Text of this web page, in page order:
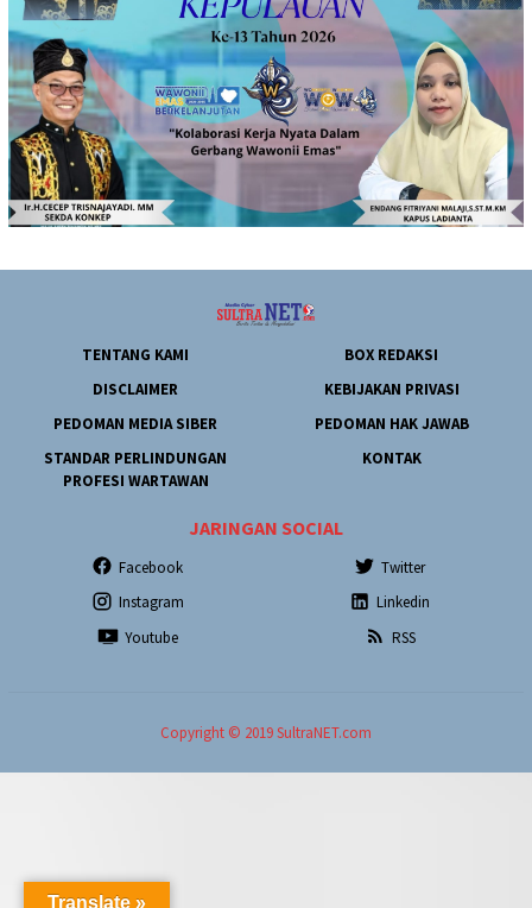
TENTANG KAMI
BOX REDAKSI
DISCLAIMER
KEBIJAKAN PRIVASI
PEDOMAN MEDIA SIBER
PEDOMAN HAK JAWAB
STANDAR PERLINDUNGAN
PROFESI WARTAWAN
KONTAK
JARINGAN SOCIAL
Facebook
Twitter
Instagram
Linkedin
Youtube
RSS
Copyright © 2019 SultraNET.com
Translate »